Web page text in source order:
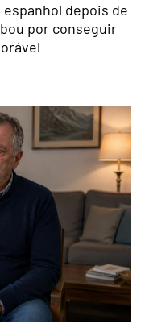
depois de
por conseguir